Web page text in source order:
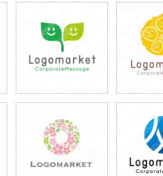
49,800円
(税込54,780円) (税込